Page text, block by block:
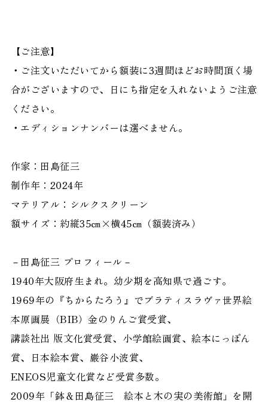
【ご注意】
・ご注文いただいてから額装に3週間ほどお時間頂く場
合がございますので、日にち指定を入れないようご注意
ください。
・エディションナンバーは選べません。
作家：田島征三
制作年：2024年
マテリアル：シルクスクリーン
額サイズ：約縦35㎝×横45㎝（額装済み）
－田島征三 プロフィール－
1940年大阪府生まれ。幼少期を高知県で過ごす。
1969年の『ちからたろう』でブラティスラヴァ世界絵
本原画展（BIB）金のりんご賞受賞、
講談社出 版文化賞受賞、小学館絵画賞、絵本にっぽん
賞、日本絵本賞、巌谷小波賞、
ENEOS児童文化賞など受賞多数。
2009年「鉢＆田島征三 絵本と木の実の美術館」を開